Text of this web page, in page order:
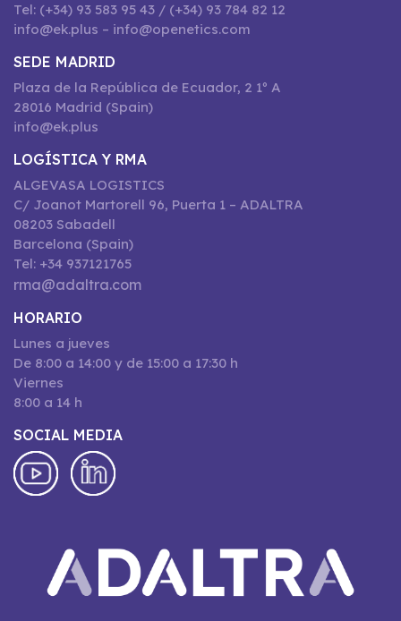
Tel: (+34) 93 583 95 43 / (+34) 93 784 82 12
info@ek.plus – info@openetics.com
SEDE MADRID
Plaza de la República de Ecuador, 2 1º A
28016 Madrid (Spain)
info@ek.plus
LOGÍSTICA Y RMA
ALGEVASA LOGISTICS
C/ Joanot Martorell 96, Puerta 1 – ADALTRA
08203 Sabadell
Barcelona (Spain)
Tel: +34 937121765
rma@adaltra.com
HORARIO
Lunes a jueves
De 8:00 a 14:00 y de 15:00 a 17:30 h
Viernes
8:00 a 14 h
SOCIAL MEDIA